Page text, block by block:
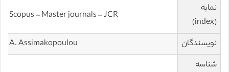
نمایه
(index)
Scopus – Master journals – JCR
نویسندگان
A. Assimakopoulou
شناسه